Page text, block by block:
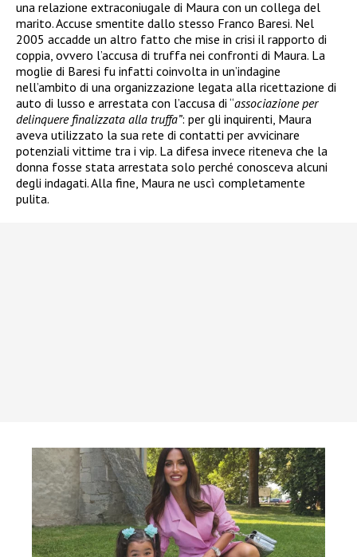
una relazione extraconiugale di Maura con un collega del
marito. Accuse smentite dallo stesso Franco Baresi. Nel
2005 accadde un altro fatto che mise in crisi il rapporto di
coppia, ovvero l’accusa di truffa nei confronti di Maura. La
moglie di Baresi fu infatti coinvolta in un’indagine
nell’ambito di una organizzazione legata alla ricettazione di
auto di lusso e arrestata con l’accusa di “associazione per
delinquere finalizzata alla truffa”: per gli inquirenti, Maura
aveva utilizzato la sua rete di contatti per avvicinare
potenziali vittime tra i vip. La difesa invece riteneva che la
donna fosse stata arrestata solo perché conosceva alcuni
degli indagati. Alla fine, Maura ne uscì completamente
pulita.